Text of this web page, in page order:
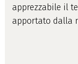
apprezzabile il
apportato dalla